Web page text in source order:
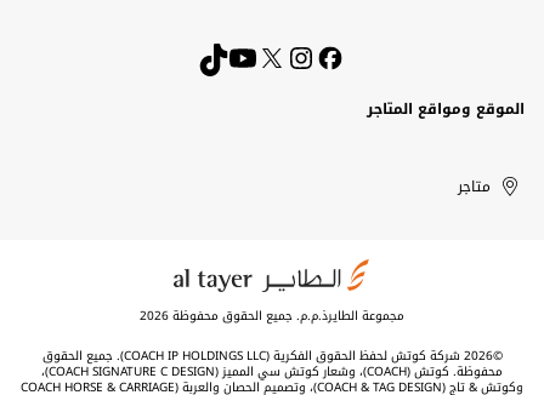
الموقع ومواقع المتاجر
United
Arab
Kuwait
الإمارات
العربية
الكويت
متاجر
مجموعة الطايرذ.م.م. جميع الحقوق محفوظة 2026
©2026 شركة كوتش لحفظ الحقوق الفكرية (COACH IP HOLDINGS LLC). جميع الحقوق
محفوظة. كوتش (COACH)، وشعار كوتش سي المميز (COACH SIGNATURE C DESIGN)،
وكوتش & تاج (COACH & TAG DESIGN)، وتصميم الحصان والعربة (COACH HORSE & CARRIAGE